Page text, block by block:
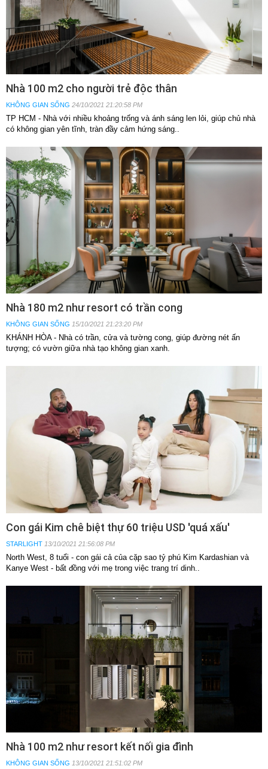
Nhà 100 m2 cho người trẻ độc thân
KHÔNG GIAN SỐNG 24/10/2021 21:20:58 PM
TP HCM - Nhà với nhiều khoảng trống và ánh sáng len lỏi, giúp chủ nhà
có không gian yên tĩnh, tràn đầy cảm hứng sáng..
Nhà 180 m2 như resort có trần cong
KHÔNG GIAN SỐNG 15/10/2021 21:23:20 PM
KHÁNH HÒA - Nhà có trần, cửa và tường cong, giúp đường nét ấn
tượng; có vườn giữa nhà tạo không gian xanh.
Con gái Kim chê biệt thự 60 triệu USD 'quá xấu'
STARLIGHT 13/10/2021 21:56:08 PM
North West, 8 tuổi - con gái cả của cặp sao tỷ phú Kim Kardashian và
Kanye West - bất đồng với mẹ trong việc trang trí dinh..
Nhà 100 m2 như resort kết nối gia đình
KHÔNG GIAN SỐNG 13/10/2021 21:51:02 PM